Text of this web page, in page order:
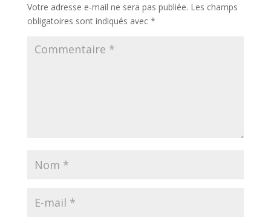
Votre adresse e-mail ne sera pas publiée. Les champs
obligatoires sont indiqués avec *